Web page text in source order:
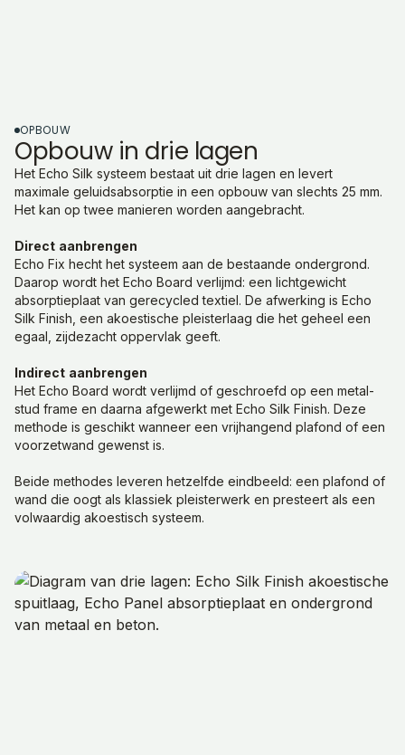
OPBOUW
Opbouw in drie lagen
Het Echo Silk systeem bestaat uit drie lagen en levert
maximale geluidsabsorptie in een opbouw van slechts 25 mm.
Het kan op twee manieren worden aangebracht.
Direct aanbrengen
Echo Fix hecht het systeem aan de bestaande ondergrond.
Daarop wordt het Echo Board verlijmd: een lichtgewicht
absorptieplaat van gerecycled textiel. De afwerking is Echo
Silk Finish, een akoestische pleisterlaag die het geheel een
egaal, zijdezacht oppervlak geeft.
Indirect aanbrengen
Het Echo Board wordt verlijmd of geschroefd op een metal-
stud frame en daarna afgewerkt met Echo Silk Finish. Deze
methode is geschikt wanneer een vrijhangend plafond of een
voorzetwand gewenst is.
Beide methodes leveren hetzelfde eindbeeld: een plafond of
wand die oogt als klassiek pleisterwerk en presteert als een
volwaardig akoestisch systeem.